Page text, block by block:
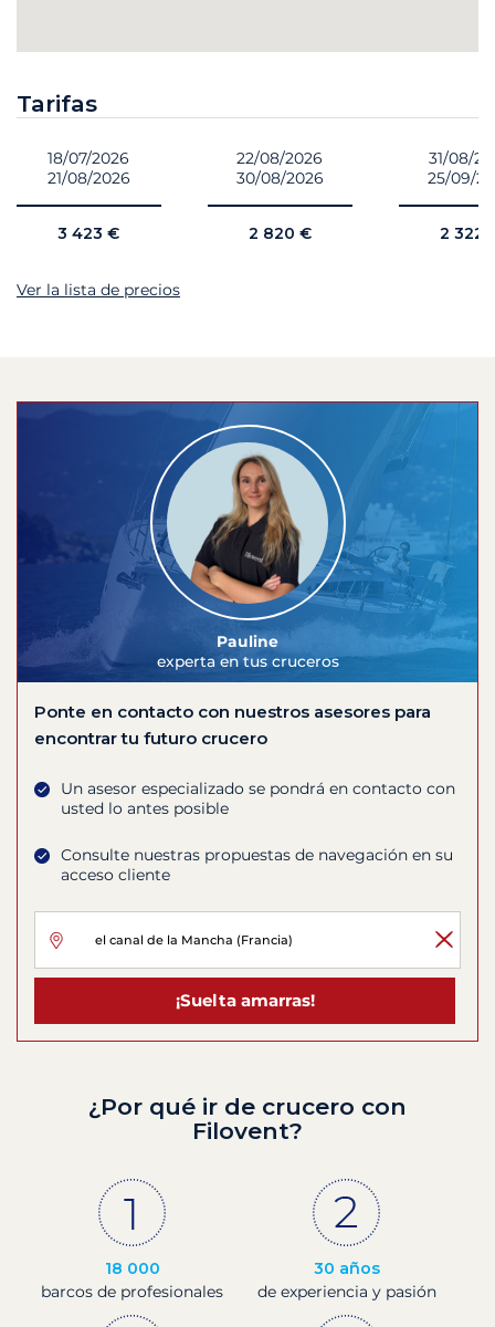
Tarifas
18/07/2026
21/08/2026
3 423 €
22/08/2026
30/08/2026
2 820 €
31/08/
25/09/
2 322
Ver la lista de precios
Pauline
experta en tus cruceros
Ponte en contacto con nuestros asesores para
encontrar tu futuro crucero
Un asesor especializado se pondrá en contacto con
usted lo antes posible
Consulte nuestras propuestas de navegación en su
acceso cliente
¡Suelta amarras!
¿Por qué ir de crucero con
Filovent?
18 000
barcos de profesionales
30 años
de experiencia y pasión